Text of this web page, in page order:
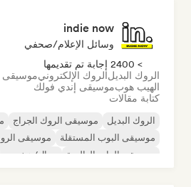
indie now
وسائل الإعلام/صحفي
> 2400 إجابة تم تقديمها
الروك البديلالروك الإلكترونيموسيقى
الهيب هوبموسيقى إندي فولك
كتابة مقالات
الروك البديل موسيقى الروك الجراج
موسيقى البوب المستقلة
موسيقى
موسيقى الراب العالمية
ميتال/هيفي